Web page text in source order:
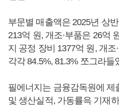
부문별 매출액은 2025년 상
213억 원, 개조·부품은 26억
지 공정 장비 1377억 원, 개조
각각 84.5%, 81.3% 쪼그라들
필에너지는 금융감독원에
및 생산실적, 가동률윽 기재